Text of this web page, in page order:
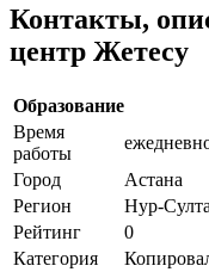
Контакты,
центр Жетесу
Образование
Время
работы
Город
Астана
Регион
Нур-
Рейтинг
0
Категория